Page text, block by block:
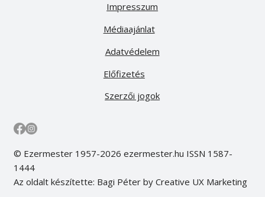
Médiaajánlat
Előfizetés
Impresszum
Adatvédelem
Szerzői jogok
© Ezermester 1957-2026 ezermester.hu ISSN 1587-
1444
Az oldalt készítette: Bagi Péter by Creative UX Marketing